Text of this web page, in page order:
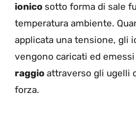
ionico sotto forma di sale
temperatura ambiente.
applicata una tensione, gli
vengono caricati ed
raggio attraverso gli ugelli
forza.